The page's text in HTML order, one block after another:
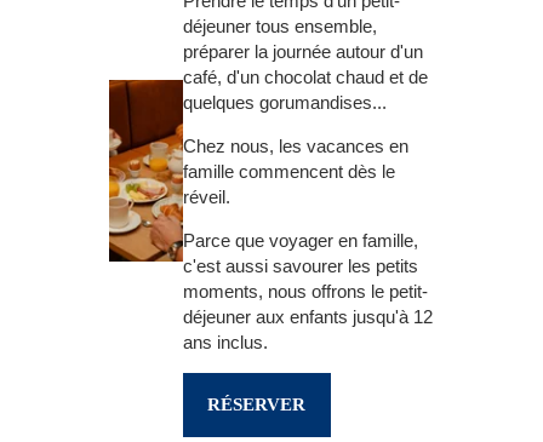
déjeuner tous ensemble,
préparer la journée autour d'un
café, d'un chocolat chaud et de
quelques gorumandises...
Chez nous, les vacances en
famille commencent dès le
réveil.
Parce que voyager en famille,
c'est aussi savourer les petits
moments, nous offrons le petit-
déjeuner aux enfants jusqu'à 12
ans inclus.
RÉSERVER